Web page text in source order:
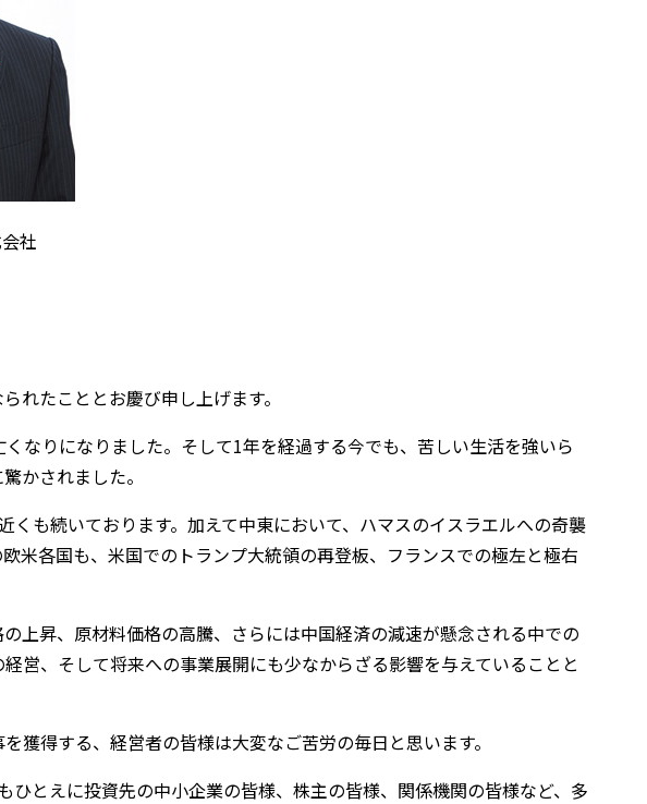
社
れたこととお慶び申し上げます。
なりになりました。そして1年を経過する今でも、苦しい生活を強いら
かされました。
も続いております。加えて中東において、ハマスのイスラエルへの奇襲
米各国も、米国でのトランプ大統領の再登板、フランスでの極左と極右
上昇、原材料価格の高騰、さらには中国経済の減速が懸念される中での
営、そして将来への事業展開にも少なからざる影響を与えていることと
獲得する、経営者の皆様は大変なご苦労の毎日と思います。
とえに投資先の中小企業の皆様、株主の皆様、関係機関の皆様など、多